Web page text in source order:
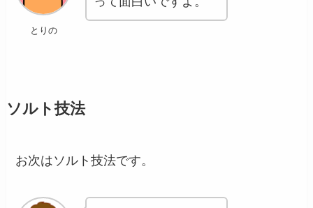
とりの
ソルト技法
お次はソルト技法です。